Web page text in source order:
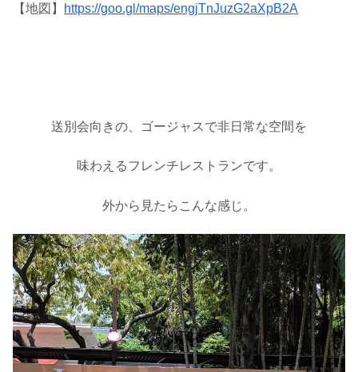
【地図】
https://goo.gl/maps/engjTnJuzG2aXpB2A
送別会向きの、ゴージャスで非日常な空間を
味わえるフレンチレストランです。
外から見たらこんな感じ。